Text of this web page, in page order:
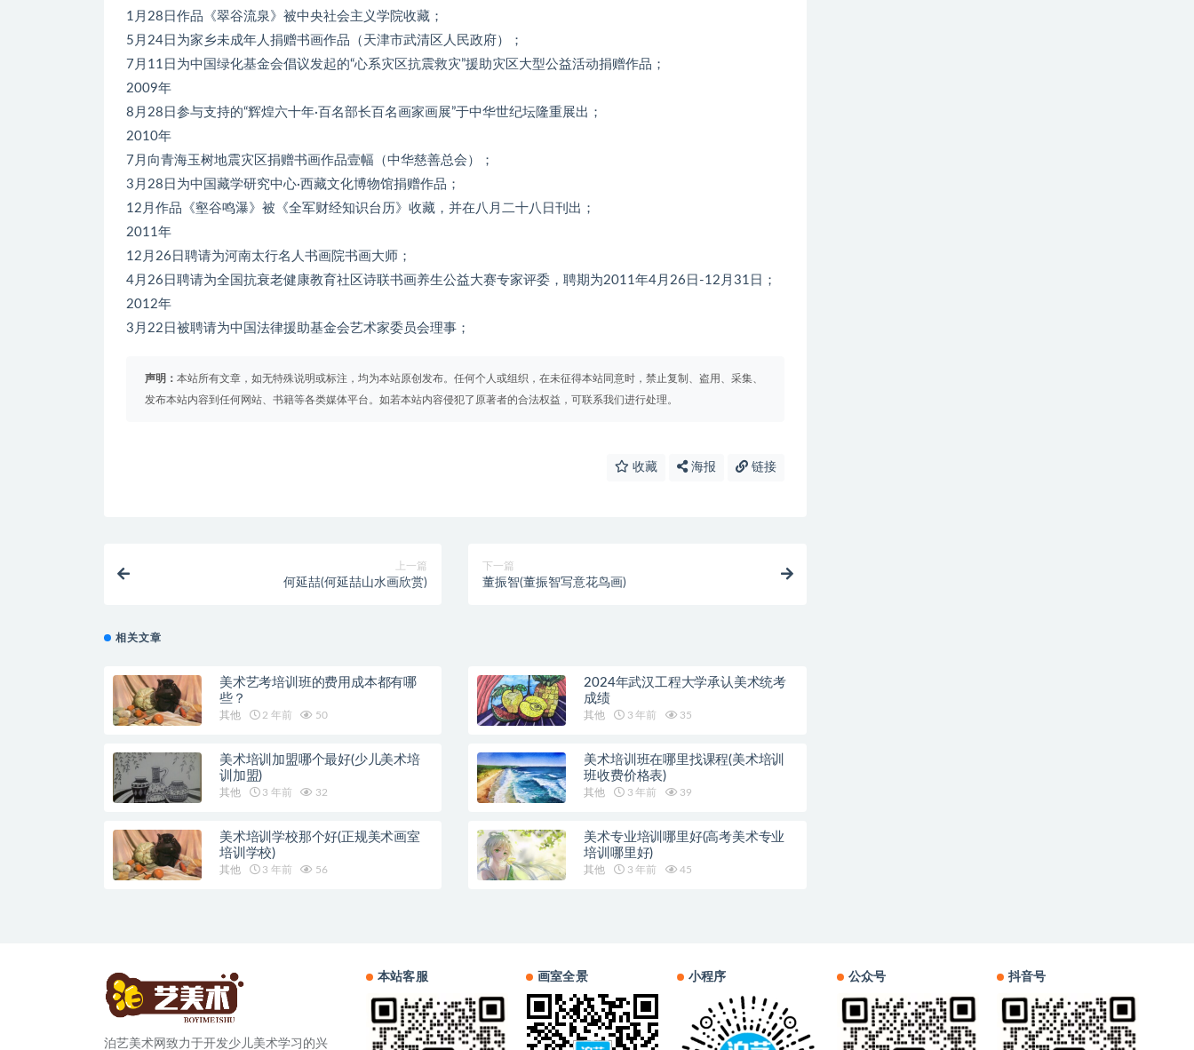
1月28日作品《翠谷流泉》被中央社会主义学院收藏；
5月24日为家乡未成年人捐赠书画作品（天津市武清区人民政府）；
7月11日为中国绿化基金会倡议发起的“心系灾区抗震救灾”援助灾区大型公益活动捐赠作品；
2009年
8月28日参与支持的“辉煌六十年·百名部长百名画家画展”于中华世纪坛隆重展出；
2010年
7月向青海玉树地震灾区捐赠书画作品壹幅（中华慈善总会）；
3月28日为中国藏学研究中心·西藏文化博物馆捐赠作品；
12月作品《壑谷鸣瀑》被《全军财经知识台历》收藏，并在八月二十八日刊出；
2011年
12月26日聘请为河南太行名人书画院书画大师；
4月26日聘请为全国抗衰老健康教育社区诗联书画养生公益大赛专家评委，聘期为2011年4月26日-12月31日；
2012年
3月22日被聘请为中国法律援助基金会艺术家委员会理事；
声明： 本站所有文章，如无特殊说明或标注，均为本站原创发布。任何个人或组织，在未征得本站同意时，禁止复制、盗用、采集、
发布本站内容到任何网站、书籍等各类媒体平台。如若本站内容侵犯了原著者的合法权益，可联系我们进行处理。
收藏 海报 链接
上一篇
何延喆(何延喆山水画欣赏)
下一篇
董振智(董振智写意花鸟画)
相关文章
美术艺考培训班的费用成本都有哪
些？
其他 2 年前 50
2024年武汉工程大学承认美术统考
成绩
其他 3 年前 35
美术培训加盟哪个最好(少儿美术培
训加盟)
其他 3 年前 32
美术培训班在哪里找课程(美术培训
班收费价格表)
其他 3 年前 39
美术培训学校那个好(正规美术画室
培训学校)
其他 3 年前 56
美术专业培训哪里好(高考美术专业
培训哪里好)
其他 3 年前 45
泊艺美术网致力于开发少儿美术学习的兴
本站客服 画室全景 小程序 公众号 抖音号